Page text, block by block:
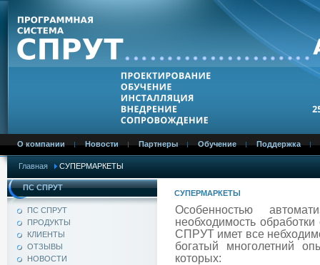
О компании Новости Партнеры Обучение Поддержка
Главная СУПЕРМАРКЕТЫ
ПС СПРУТ
ПС СПРУТ
ПРОДУКТЫ
КЛИЕНТЫ
ОТЗЫВЫ
НОВОСТИ
СУПЕРМАРКЕТЫ
Особенностью
необходимость
СПРУТ имет все
богатый многолетний
которых: